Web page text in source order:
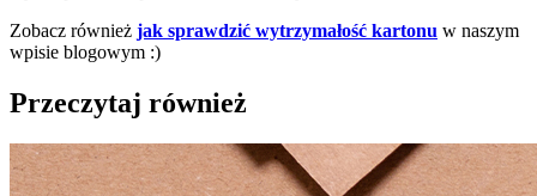
Zobacz również jak sprawdzić wytrzymałość kartonu w naszym
wpisie blogowym :)
Przeczytaj również